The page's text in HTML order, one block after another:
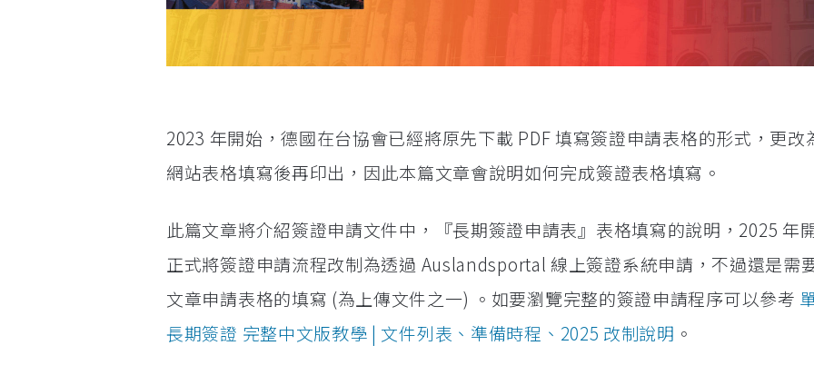
2023 年開始，德國在台協會已經將原先下載 PDF 填寫簽證申請表格的形式，更改
網站表格填寫後再印出，因此本篇文章會說明如何完成簽證表格填寫。
此篇文章將介紹簽證申請文件中，『長期簽證申請表』表格填寫的說明，2025 年
正式將簽證申請流程改制為透過 Auslandsportal 線上簽證系統申請，不過還是需
文章申請表格的填寫 (為上傳文件之一) 。如要瀏覽完整的簽證申請程序可以參考
長期簽證 完整中文版教學 | 文件列表、準備時程、2025 改制說明 。